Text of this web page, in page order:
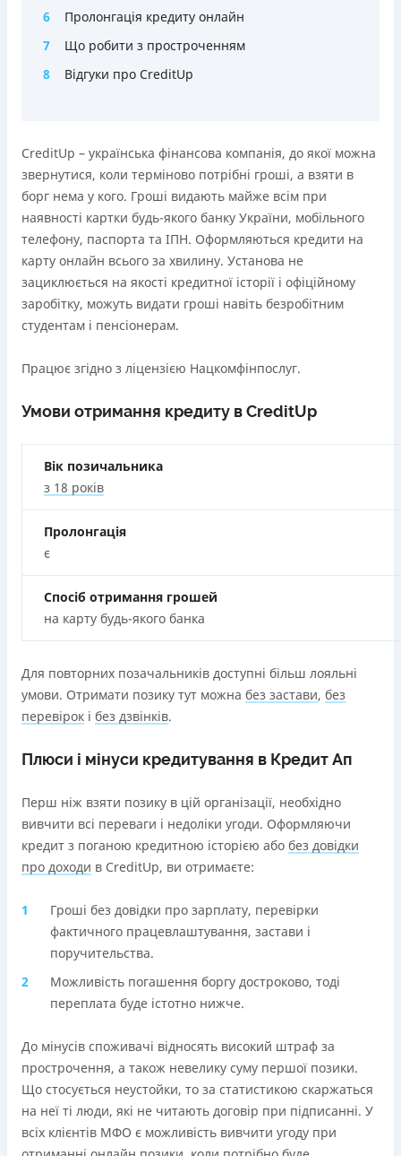
6
Пролонгація кредиту онлайн
7
Що робити з простроченням
8
Відгуки про CreditUp
CreditUp – українська фінансова компанія, до якої можна
звернутися, коли терміново потрібні гроші, а взяти в
борг нема у кого. Гроші видають майже всім при
наявності картки будь-якого банку України, мобільного
телефону, паспорта та ІПН. Оформляються кредити на
карту онлайн всього за хвилину. Установа не
зациклюється на якості кредитної історії і офіційному
заробітку, можуть видати гроші навіть безробітним
студентам і пенсіонерам.
Працює згідно з ліцензією Нацкомфінпослуг.
Умови отримання кредиту в CreditUp
Вік позичальника
з 18 років
Пролонгація
є
Спосіб отримання грошей
на карту будь-якого банка
Для повторних позачальників доступні більш лояльні
умови. Отримати позику тут можна без застави, без
перевірок і без дзвінків.
Плюси і мінуси кредитування в Кредит Ап
Перш ніж взяти позику в цій організації, необхідно
вивчити всі переваги і недоліки угоди. Оформляючи
кредит з поганою кредитною історією або без довідки
про доходи в CreditUp, ви отримаєте:​
Гроші без довідки про зарплату, перевірки
фактичного працевлаштування, застави і
поручительства.
Можливість погашення боргу достроково, тоді
переплата буде істотно нижче.
До мінусів споживачі відносять високий штраф за
прострочення, а також невелику суму першої позики.
Що стосується неустойки, то за статистикою скаржаться
на неї ті люди, які не читають договір при підписанні. У
всіх клієнтів МФО є можливість вивчити угоду при